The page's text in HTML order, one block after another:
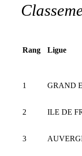
Rang Ligue
1 GRAND
2 ILE DE
3